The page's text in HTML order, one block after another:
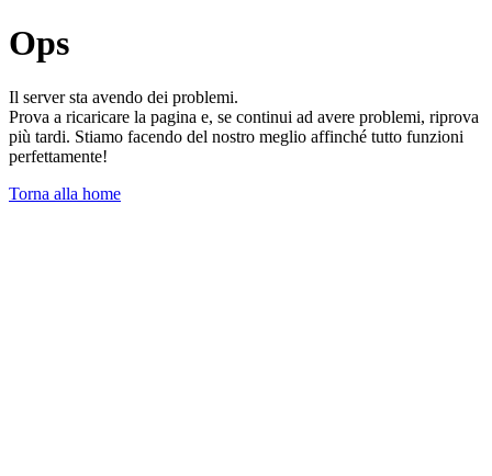
Ops
Il server sta avendo dei problemi.
Prova a ricaricare la pagina e, se continui ad avere problemi, riprova
più tardi. Stiamo facendo del nostro meglio affinché tutto funzioni
perfettamente!
Torna alla home